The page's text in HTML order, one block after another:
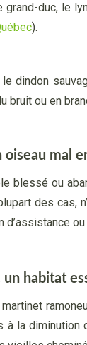
grand-duc, le
).
le dindon
bruit ou en
oiseau mal
blessé ou
des cas,
ou
un habitat
à la